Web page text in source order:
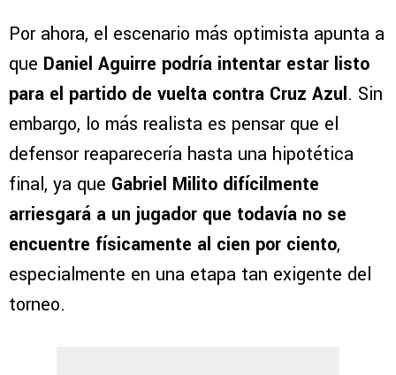
Por ahora, el escenario más optimista apunta a
que Daniel Aguirre podría intentar estar listo
para el partido de vuelta contra Cruz Azul. Sin
embargo, lo más realista es pensar que el
defensor reaparecería hasta una hipotética
final, ya que Gabriel Milito difícilmente
arriesgará a un jugador que todavía no se
encuentre físicamente al cien por ciento,
especialmente en una etapa tan exigente del
torneo.